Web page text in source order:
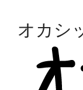
オカシ